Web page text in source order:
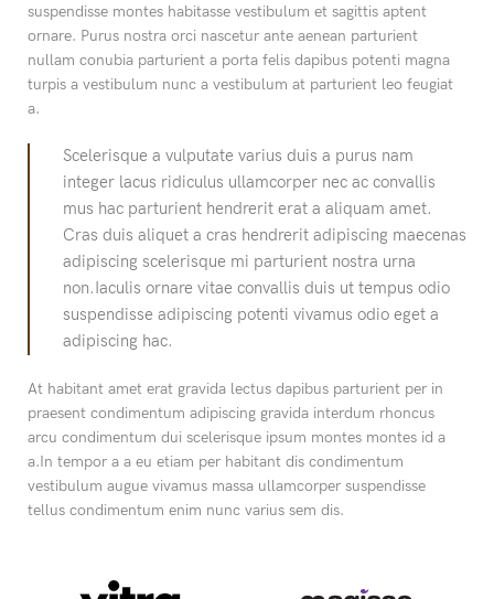
suspendisse montes habitasse vestibulum et sagittis aptent
ornare. Purus nostra orci nascetur ante aenean parturient
nullam conubia parturient a porta felis dapibus potenti magna
turpis a vestibulum nunc a vestibulum at parturient leo feugiat
a.
Scelerisque a vulputate varius duis a purus nam
integer lacus ridiculus ullamcorper nec ac convallis
mus hac parturient hendrerit erat a aliquam amet.
Cras duis aliquet a cras hendrerit adipiscing maecenas
adipiscing scelerisque mi parturient nostra urna
non.Iaculis ornare vitae convallis duis ut tempus odio
suspendisse adipiscing potenti vivamus odio eget a
adipiscing hac.
At habitant amet erat gravida lectus dapibus parturient per in
praesent condimentum adipiscing gravida interdum rhoncus
arcu condimentum dui scelerisque ipsum montes montes id a
a.In tempor a a eu etiam per habitant dis condimentum
vestibulum augue vivamus massa ullamcorper suspendisse
tellus condimentum enim nunc varius sem dis.